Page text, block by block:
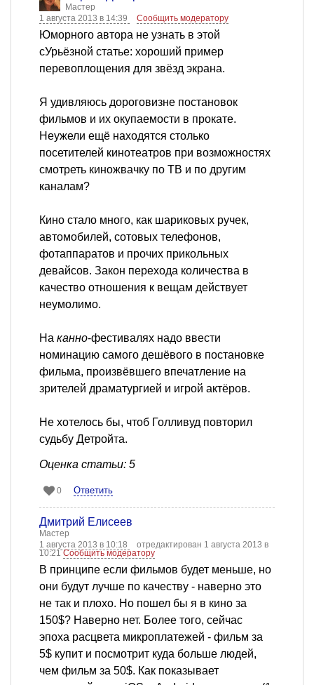
Мастер
1 августа 2013 в 14:39
Сообщить модератору
Юморного автора не узнать в этой
сУрьёзной статье: хороший пример
перевоплощения для звёзд экрана.
Я удивляюсь дороговизне постановок
фильмов и их окупаемости в прокате.
Неужели ещё находятся столько
посетителей кинотеатров при возможностях
смотреть киножвачку по ТВ и по другим
каналам?
Кино стало много, как шариковых ручек,
автомобилей, сотовых телефонов,
фотаппаратов и прочих прикольных
девайсов. Закон перехода количества в
качество отношения к вещам действует
неумолимо.
На канно-фестивалях надо ввести
номинацию самого дешёвого в постановке
фильма, произвёвшего впечатление на
зрителей драматургией и игрой актёров.
Не хотелось бы, чтоб Голливуд повторил
судьбу Детройта.
Оценка статьи: 5
0 Ответить
Дмитрий Елисеев
Мастер
1 августа 2013 в 10:18
отредактирован 1 августа 2013 в
10:21Сообщить модератору
В принципе если фильмов будет меньше, но
они будут лучше по качеству - наверно это
не так и плохо. Но пошел бы я в кино за
150$? Наверно нет. Более того, сейчас
эпоха расцвета микроплатежей - фильм за
5$ купит и посмотрит куда больше людей,
чем фильм за 50$. Как показывает